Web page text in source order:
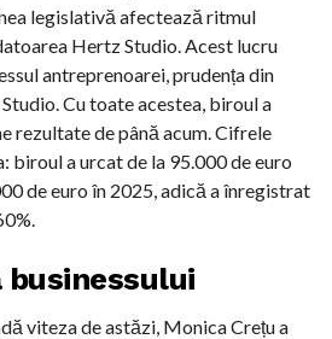
legislativă afectează ritmul
Hertz Studio. Acest lucru
antreprenoarei, prudența din
Cu toate acestea, biroul a
rezultate de până acum. Cifrele
biroul a urcat de la 95.000 de euro
de euro în 2025, adică a înregistrat
businessului
viteza de astăzi, Monica Crețu a